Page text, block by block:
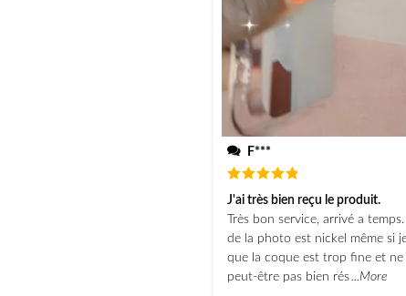
F***
Note5
sur 5
J'ai très bien reçu le produit.
Très bon service, arrivé a
de la photo est nickel même si
que la coque est trop fine et
peut-être pas bien rés...More